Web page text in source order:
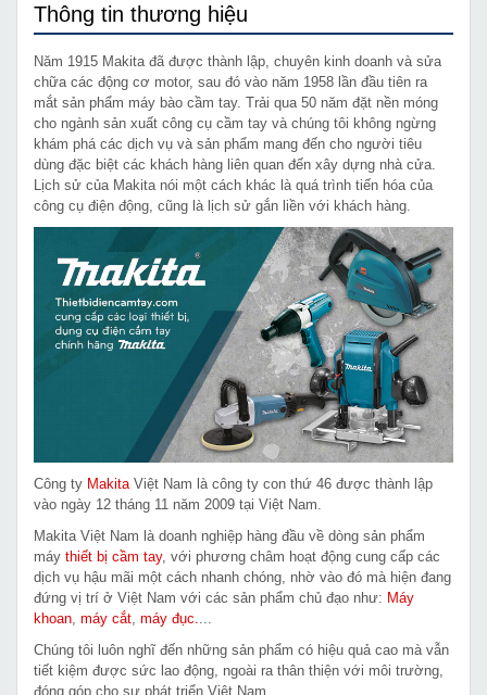
Thông tin thương hiệu
Năm 1915 Makita đã được thành lập, chuyên kinh doanh và sửa
chữa các động cơ motor, sau đó vào năm 1958 lần đầu tiên ra
mắt sản phẩm máy bào cầm tay. Trải qua 50 năm đặt nền móng
cho ngành sản xuất công cụ cầm tay và chúng tôi không ngừng
khám phá các dịch vụ và sản phẩm mang đến cho người tiêu
dùng đặc biệt các khách hàng liên quan đến xây dựng nhà cửa.
Lịch sử của Makita nói một cách khác là quá trình tiến hóa của
công cụ điện động, cũng là lịch sử gắn liền với khách hàng.
Công ty MakitaViệt Nam là công ty con thứ 46 được thành lập
vào ngày 12 tháng 11 năm 2009 tại Việt Nam.
Makita Việt Nam là doanh nghiệp hàng đầu về dòng sản phẩm
máy thiết bị cầm tay, với phương châm hoạt động cung cấp các
dịch vụ hậu mãi một cách nhanh chóng, nhờ vào đó mà hiện đang
đứng vị trí ở Việt Nam với các sản phẩm chủ đạo như: Máy
khoan, máy cắt, máy đục....
Chúng tôi luôn nghĩ đến những sản phẩm có hiệu quả cao mà vẫn
tiết kiệm được sức lao động, ngoài ra thân thiện với môi trường,
đóng góp cho sự phát triển Việt Nam.